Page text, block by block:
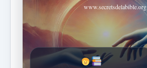
www.secretsdelabible.org